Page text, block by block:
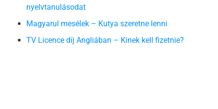
nyelvtanulásodat
Magyarul mesélek – Kutya szeretne lenni
TV Licence díj Angliában – Kinek kell fizetnie?